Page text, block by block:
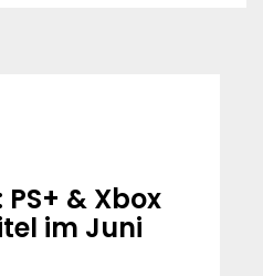
& Xbox
im Juni